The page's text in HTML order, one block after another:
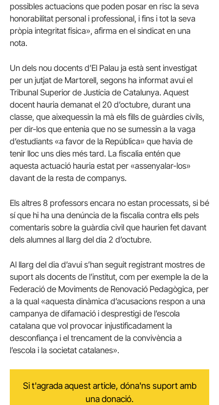
possibles actuacions que poden posar en risc la seva
honorabilitat personal i professional, i fins i tot la seva
pròpia integritat física», afirma en el sindicat en una
nota.
Un dels nou docents d’El Palau ja està sent investigat
per un jutjat de Martorell, segons ha informat avui el
Tribunal Superior de Justícia de Catalunya. Aquest
docent hauria demanat el 20 d’octubre, durant una
classe, que aixequessin la mà els fills de guàrdies civils,
per dir-los que entenia que no se sumessin a la vaga
d’estudiants «a favor de la República» que havia de
tenir lloc uns dies més tard. La fiscalia entén que
aquesta actuació hauria estat per «assenyalar-los»
davant de la resta de companys.
Els altres 8 professors encara no estan processats, si bé
sí que hi ha una denúncia de la fiscalia contra ells pels
comentaris sobre la guàrdia civil que haurien fet davant
dels alumnes al llarg del dia 2 d’octubre.
Al llarg del dia d’avui s’han seguit registrant mostres de
suport als docents de l’institut, com per exemple la de la
Federació de Moviments de Renovació Pedagògica, per
a la qual «aquesta dinàmica d’acusacions respon a una
campanya de difamació i desprestigi de l’escola
catalana que vol provocar injustificadament la
desconfiança i el trencament de la convivència a
l’escola i la societat catalanes».
Si t'agrada aquest article, dóna'ns suport amb
una donació.